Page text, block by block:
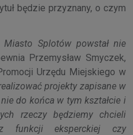
będzie przyznany, o czym
Splotów powstał nie
Przemysław Smyczek,
Urzędu Miejskiego w
projekty zapisane w
do końca w tym kształcie i
rzeczy będziemy chcieli
funkcji eksperckiej czy